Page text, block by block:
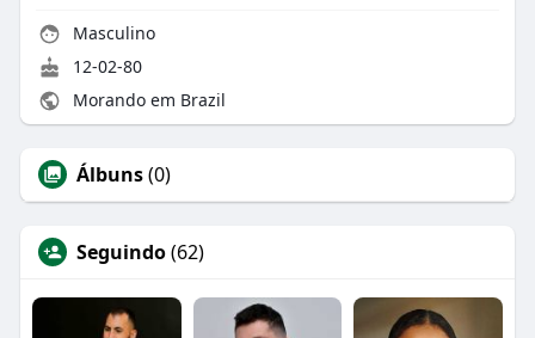
Masculino
12-02-80
Morando em Brazil
Álbuns(0)
Seguindo(62)